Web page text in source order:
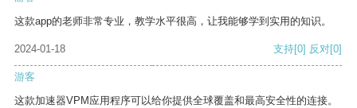
这款app的老师非常专业，教学水平很高，让我能够学到实用的知识。
2024-01-18 支持[0] 反对[0]
游客
这款加速器VPM应用程序可以给你提供全球覆盖和最高安全性的连接。